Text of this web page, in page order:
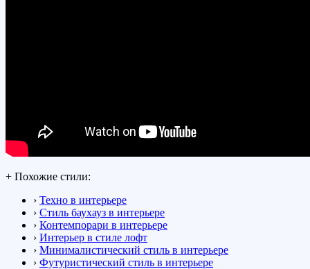
+ Похожие стили:
› Техно в интерьере
› Стиль баухауз в интерьере
› Контемпорари в интерьере
› Интерьер в стиле лофт
› Минималистический стиль в интерьере
› Футуристический стиль в интерьере